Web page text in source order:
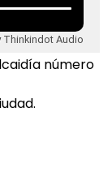
Thinkindot Audio
número